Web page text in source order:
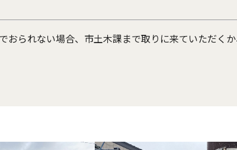
られない場合、市土木課まで取りに来ていただくか